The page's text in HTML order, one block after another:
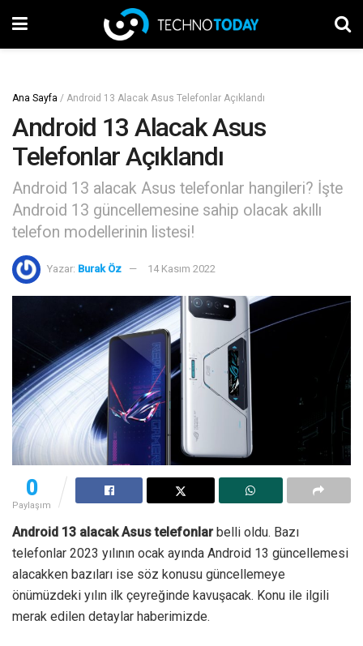
Ana Sayfa / Android 13 Alacak Asus Telefonlar Açıklandı
Android 13 Alacak Asus
Telefonlar Açıklandı
Android 13 alacak Asus telefonlar hangileri? İşte
Android 13 güncellemesine sahip olacak akıllı
telefon modellerinin listesi!
Yazar: Burak Öz 14 Kasım 2022
0
Paylaşım
Android 13 alacak Asus telefonlarbelli oldu. Bazı
telefonlar 2023 yılının ocak ayında Android 13 güncellemesi
alacakken bazıları ise söz konusu güncellemeye
önümüzdeki yılın ilk çeyreğinde kavuşacak. Konu ile ilgili
merak edilen detaylar haberimizde.